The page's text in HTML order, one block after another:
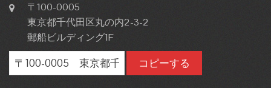
〒100-0005
東京都千代田区丸の内2-3-2
郵船ビルディング1F
コピーする